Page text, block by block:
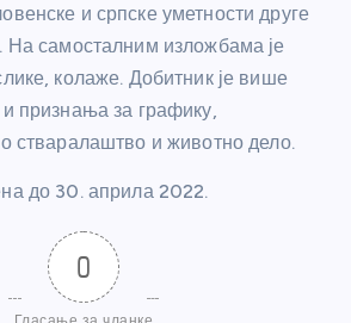
и српске уметности друге
На самосталним изложбама је
колаже. Добитник је више
признања за графику,
стваралаштво и животно дело.
до 30. априла 2022.
0